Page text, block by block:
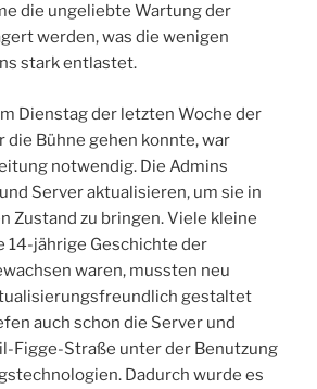
die ungeliebte Wartung der
werden, was die wenigen
stark entlastet.
Dienstag der letzten Woche der
die Bühne gehen konnte, war
notwendig. Die Admins
Server aktualisieren, um sie in
Zustand zu bringen. Viele kleine
14-jährige Geschichte der
waren, mussten neu
gestaltet
auch schon die Server und
Figge-Straße unter der Benutzung
Dadurch wurde es